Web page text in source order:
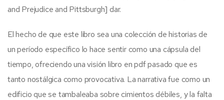
and Prejudice and Pittsburgh] dar.
El hecho de que este libro sea una colección de historias de
un período específico lo hace sentir como una cápsula del
tiempo, ofreciendo una visión libro en pdf pasado que es
tanto nostálgica como provocativa. La narrativa fue como un
edificio que se tambaleaba sobre cimientos débiles, y la falta